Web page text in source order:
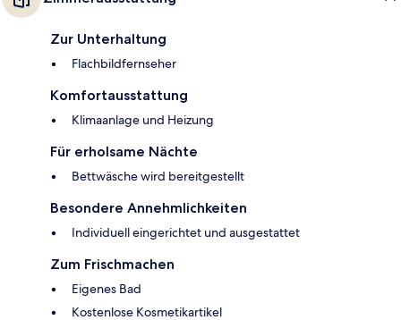
Zur Unterhaltung
Flachbildfernseher
Komfortausstattung
Klimaanlage und Heizung
Für erholsame Nächte
Bettwäsche wird bereitgestellt
Besondere Annehmlichkeiten
Individuell eingerichtet und ausgestattet
Zum Frischmachen
Eigenes Bad
Kostenlose Kosmetikartikel